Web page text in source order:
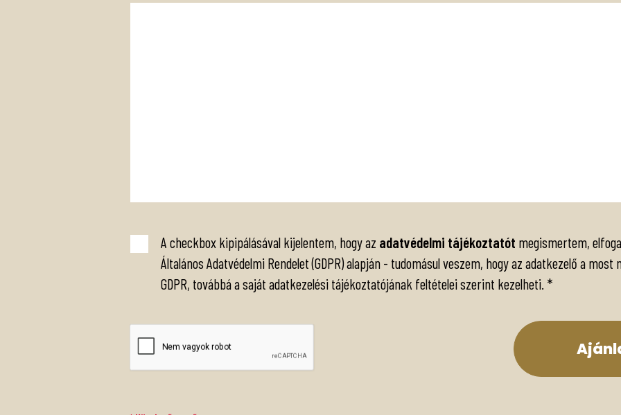
A checkbox kipipálásával kijelentem, hogy az adatvédelmi tájékoztatót megismertem,
Általános Adatvédelmi Rendelet (GDPR) alapján - tudomásul veszem, hogy az adatkezelő a
GDPR, továbbá a saját adatkezelési tájékoztatójának feltételei szerint kezelheti. *